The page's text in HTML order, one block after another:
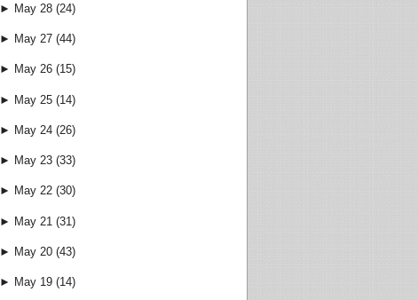
► May 28 (24)
► May 27 (44)
► May 26 (15)
► May 25 (14)
► May 24 (26)
► May 23 (33)
► May 22 (30)
► May 21 (31)
► May 20 (43)
► May 19 (14)